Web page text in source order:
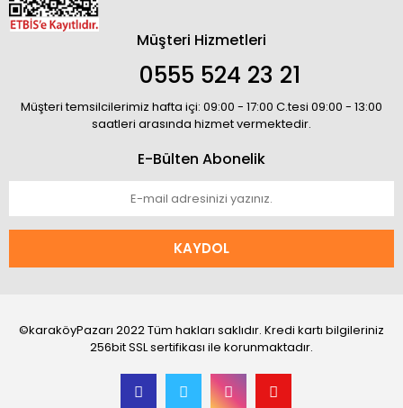
Müşteri Hizmetleri
0555 524 23 21
Müşteri temsilcilerimiz hafta içi: 09:00 - 17:00 C.tesi 09:00 - 13:00
saatleri arasında hizmet vermektedir.
E-Bülten Abonelik
KAYDOL
©karaköyPazarı 2022 Tüm hakları saklıdır. Kredi kartı bilgileriniz
256bit SSL sertifikası ile korunmaktadır.